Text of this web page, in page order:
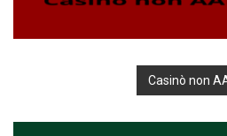
Casinò non